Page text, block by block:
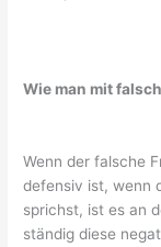
Wie man mit
Wenn der falsche
defensiv ist, wenn
sprichst, ist es an
ständig diese